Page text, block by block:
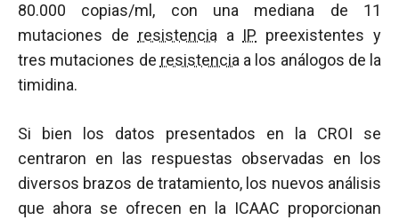
80.000 copias/ml, con una mediana de 11
mutaciones de resistencia a IP preexistentes y
tres mutaciones de resistencia a los análogos de la
timidina.
Si bien los datos presentados en la CROI se
centraron en las respuestas observadas en los
diversos brazos de tratamiento, los nuevos análisis
que ahora se ofrecen en la ICAAC proporcionan